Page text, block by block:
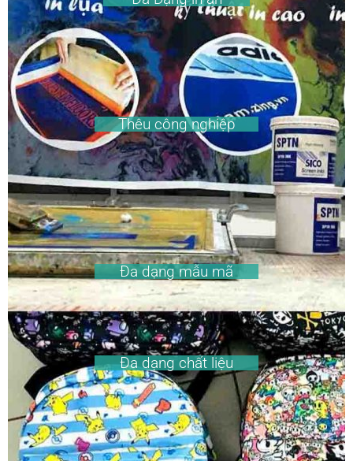
Thêu công nghiệp
Đa dạng mẫu mã
Đa dạng chất liệu